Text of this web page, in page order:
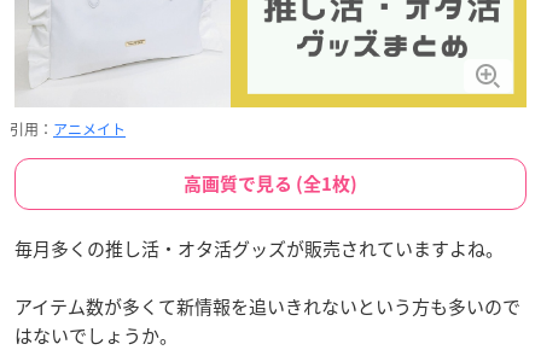
引用： アニメイト
高画質で見る (全1枚)
毎月多くの推し活・オタ活グッズが販売されていますよね。
アイテム数が多くて新情報を追いきれないという方も多いので
はないでしょうか。